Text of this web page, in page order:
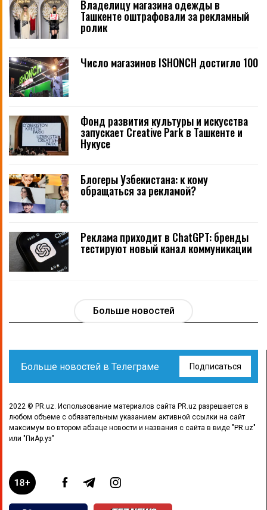
Владелицу магазина одежды в
Ташкенте оштрафовали за рекламный
ролик
Число магазинов ISHONCH достигло 100
Фонд развития культуры и искусства
запускает Creative Park в Ташкенте и
Нукусе
Блогеры Узбекистана: к кому
обращаться за рекламой?
Реклама приходит в ChatGPT: бренды
тестируют новый канал коммуникации
Больше новостей
Больше новостей в Телеграме Подписаться
2022 © PR.uz. Использование материалов сайта PR.uz разрешается в
любом объеме с обязательным указанием активной ссылки на сайт
максимум во втором абзаце новости и названия с сайта в виде "PR.uz"
или "ПиАр.уз"